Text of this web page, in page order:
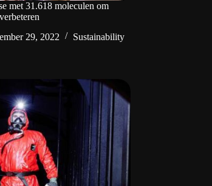
met 31.618 moleculen om
29, 2022 Sustainability